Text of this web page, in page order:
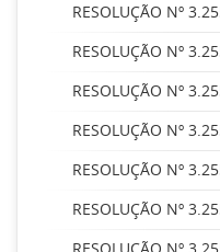
RESOLUÇÃO Nº
RESOLUÇÃO Nº
RESOLUÇÃO Nº
RESOLUÇÃO Nº
RESOLUÇÃO Nº
RESOLUÇÃO Nº